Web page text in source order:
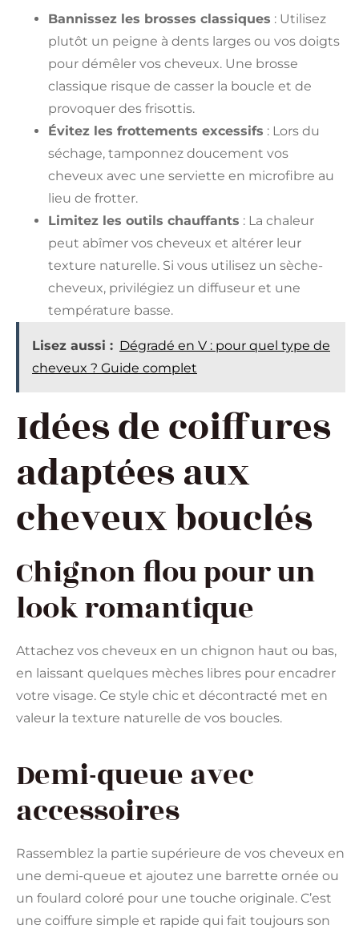
Bannissez les brosses classiques : Utilisez
plutôt un peigne à dents larges ou vos doigts
pour démêler vos cheveux. Une brosse
classique risque de casser la boucle et de
provoquer des frisottis.
Évitez les frottements excessifs : Lors du
séchage, tamponnez doucement vos
cheveux avec une serviette en microfibre au
lieu de frotter.
Limitez les outils chauffants : La chaleur
peut abîmer vos cheveux et altérer leur
texture naturelle. Si vous utilisez un sèche-
cheveux, privilégiez un diffuseur et une
température basse.
Lisez aussi : Dégradé en V : pour quel type de
cheveux ? Guide complet
Idées de coiffures
adaptées aux
cheveux bouclés
Chignon flou pour un
look romantique
Attachez vos cheveux en un chignon haut ou bas,
en laissant quelques mèches libres pour encadrer
votre visage. Ce style chic et décontracté met en
valeur la texture naturelle de vos boucles.
Demi-queue avec
accessoires
Rassemblez la partie supérieure de vos cheveux en
une demi-queue et ajoutez une barrette ornée ou
un foulard coloré pour une touche originale. C’est
une coiffure simple et rapide qui fait toujours son